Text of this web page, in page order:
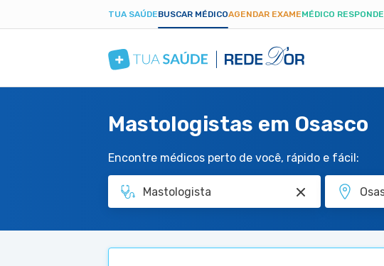
TUA SAÚDEBUSCAR MÉDICOAGENDAR EXAMEMÉDICO RESPONDE
Mastologistas em Osasco
Encontre médicos perto de você, rápido e fácil: